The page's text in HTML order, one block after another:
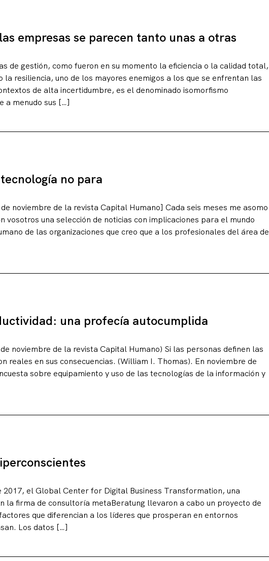
empresas se parecen tanto unas a otras
de gestión, como fueron en su momento la eficiencia o la calidad total,
la resiliencia, uno de los mayores enemigos a los que se enfrentan las
de alta incertidumbre, es el denominado isomorfismo
a menudo sus […]
no para
noviembre de la revista Capital Humano] Cada seis meses me asomo
vosotros una selección de noticias con implicaciones para el mundo
de las organizaciones que creo que a los profesionales del área de
una profecía autocumplida
noviembre de la revista Capital Humano) Si las personas definen las
reales en sus consecuencias. (William I. Thomas). En noviembre de
sobre equipamiento y uso de las tecnologías de la información y
2017, el Global Center for Digital Business Transformation, una
la firma de consultoría metaBeratung llevaron a cabo un proyecto de
que diferencian a los líderes que prosperan en entornos
Los datos […]